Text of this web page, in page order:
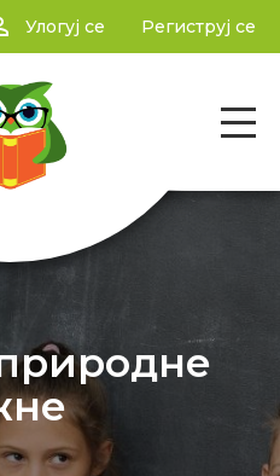
Улогуј се Региструј се